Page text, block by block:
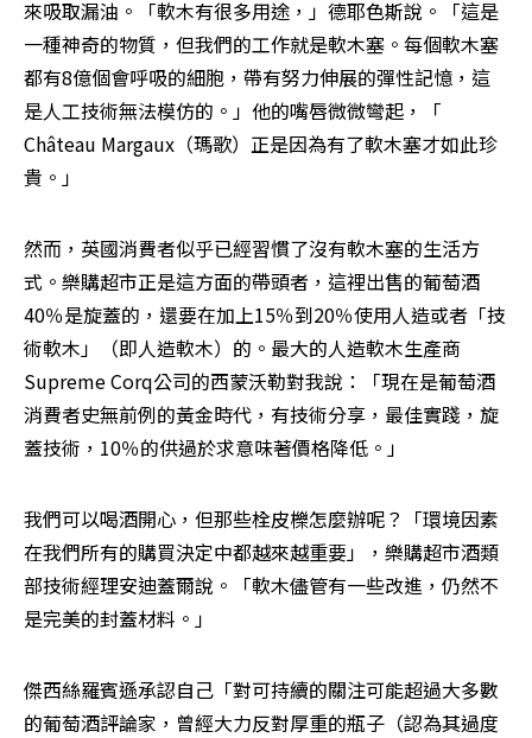
來吸取漏油。「軟木有很多用途，」德耶色斯說。「這是
一種神奇的物質，但我們的工作就是軟木塞。每個軟木塞
都有8億個會呼吸的細胞，帶有努力伸展的彈性記憶，這
是人工技術無法模仿的。」他的嘴唇微微彎起，「
Château Margaux（瑪歌）正是因為有了軟木塞才如此珍
貴。」
然而，英國消費者似乎已經習慣了沒有軟木塞的生活方
式。樂購超市正是這方面的帶頭者，這裡出售的葡萄酒
40％是旋蓋的，還要在加上15％到20％使用人造或者「技
術軟木」（即人造軟木）的。最大的人造軟木生產商
Supreme Corq公司的西蒙沃勒對我說：「現在是葡萄酒
消費者史無前例的黃金時代，有技術分享，最佳實踐，旋
蓋技術，10％的供過於求意味著價格降低。」
我們可以喝酒開心，但那些栓皮櫟怎麼辦呢？「環境因素
在我們所有的購買決定中都越來越重要」，樂購超市酒類
部技術經理安迪蓋爾說。「軟木儘管有一些改進，仍然不
是完美的封蓋材料。」
傑西絲羅賓遜承認自己「對可持續的關注可能超過大多數
的葡萄酒評論家，曾經大力反對厚重的瓶子（認為其過度